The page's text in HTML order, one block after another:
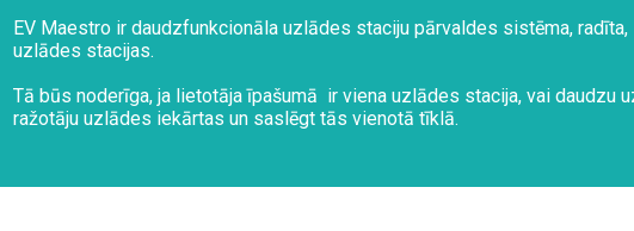
EV Maestro ir daudzfunkcionāla uzlādes staciju pārvaldes sistēma,
uzlādes stacijas.
Tā būs noderīga, ja lietotāja īpašumā ir viena uzlādes stacija, vai daudzu
ražotāju uzlādes iekārtas un saslēgt tās vienotā tīklā.